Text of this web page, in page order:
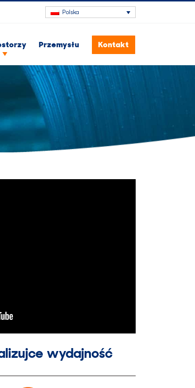
Polska
Przemysłu Kontakt
wydajność